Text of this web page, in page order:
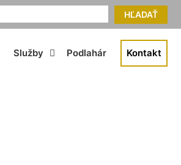
HĽADAŤ
Služby Podlahár Kontakt